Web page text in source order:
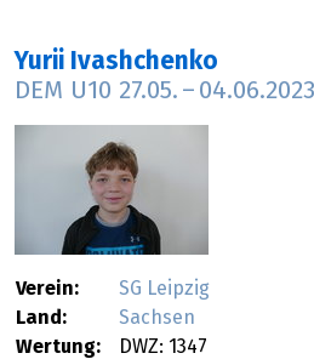
Yurii Ivashchenko
DEM U10 27.05. – 04.06.2023
Verein:
SG Leipzig
Land:
Sachsen
Wertung:
DWZ: 1347